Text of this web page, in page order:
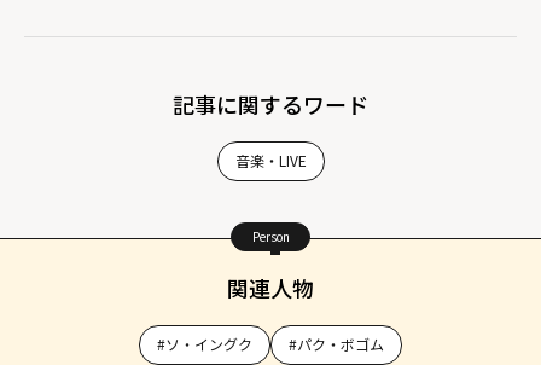
記事に関するワード
音楽・LIVE
Person
関連人物
#ソ・イングク #パク・ボゴム